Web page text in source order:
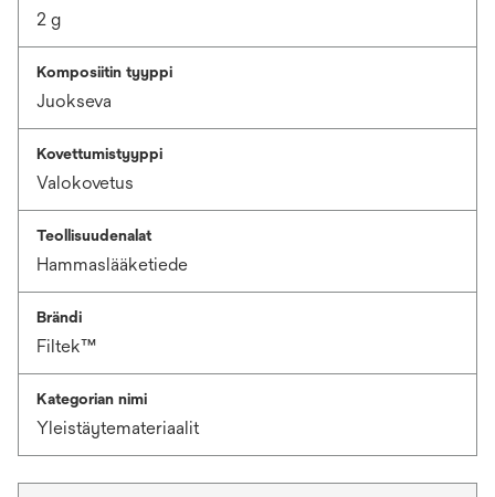
2 g
Komposiitin tyyppi
Juokseva
Kovettumistyyppi
Valokovetus
Teollisuudenalat
Hammaslääketiede
Brändi
Filtek™
Kategorian nimi
Yleistäytemateriaalit